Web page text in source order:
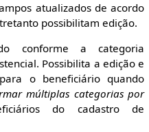
atualizados de acordo
possibilitam edição.
conforme a categoria
Possibilita a edição e
o beneficiário quando
múltiplas categorias por
do cadastro de